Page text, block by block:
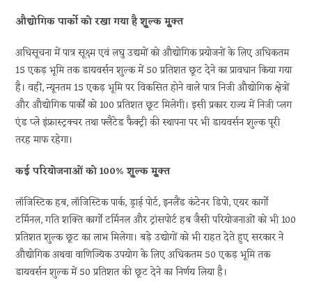
औद्योगिक पार्को को रखा गया है शूुल्क मूुक्त
अधिसूचना में पात्र सूक्ष्म एवं लघु उद्यमों को औद्योगिक प्रयोजनों के लिए अधिकतम
15 एकड़ भूमि तक डायवर्सन शुल्क में 50 प्रतिशत छूट देने का प्रावधान किया गया
है। वहीं, न्यूनतम 15 एकड़ भूमि पर विकसित होने वाले पात्र निजी औद्योगिक क्षेत्रों
और औद्योगिक पार्कों को 100 प्रतिशत छूट मिलेगी। इसी प्रकार राज्य में निजी प्लग
एंड प्ले इंफ्रास्ट्रक्चर तथा फ्लैटेड फैक्ट्री की स्थापना पर भी डायवर्सन शुल्क पूरी
तरह माफ रहेगा।
कई परियोजनाओं को 100% शूुल्क मूुक्त
लॉजिस्टिक हब, लॉजिस्टिक पार्क, ड्राई पोर्ट, इनलैंड कंटेनर डिपो, एयर कार्गो
टर्मिनल, गति शक्ति कार्गो टर्मिनल और ट्रांसपोर्ट हब जैसी परियोजनाओं को भी 100
प्रतिशत शुल्क छूट का लाभ मिलेगा। बड़े उद्योगों को भी राहत देते हुए सरकार ने
औद्योगिक अथवा वाणिज्यिक उपयोग के लिए अधिकतम 50 एकड़ भूमि तक
डायवर्सन शुल्क में 50 प्रतिशत की छूट देने का निर्णय लिया है।